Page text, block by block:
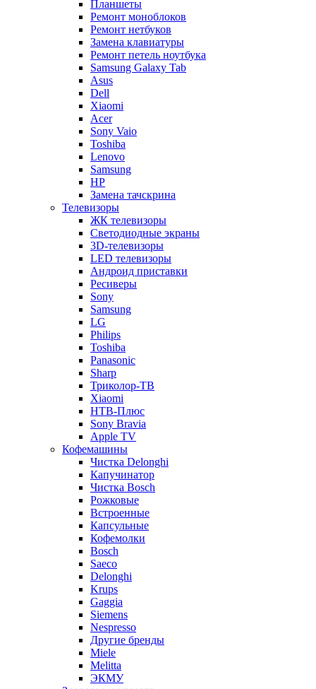
Планшеты
Ремонт моноблоков
Ремонт нетбуков
Замена клавиатуры
Ремонт петель ноутбука
Samsung Galaxy Tab
Asus
Dell
Xiaomi
Acer
Sony Vaio
Toshiba
Lenovo
Samsung
HP
Замена тачскрина
Телевизоры
ЖК телевизоры
Светодиодные экраны
3D-телевизоры
LED телевизоры
Андроид приставки
Ресиверы
Sony
Samsung
LG
Philips
Toshiba
Panasonic
Sharp
Триколор-ТВ
Xiaomi
НТВ-Плюс
Sony Bravia
Apple TV
Кофемашины
Чистка Delonghi
Капучинатор
Чистка Bosch
Рожковые
Встроенные
Капсульные
Кофемолки
Bosch
Saeco
Delonghi
Krups
Gaggia
Siemens
Nespresso
Другие бренды
Miele
Melitta
ЭКМУ